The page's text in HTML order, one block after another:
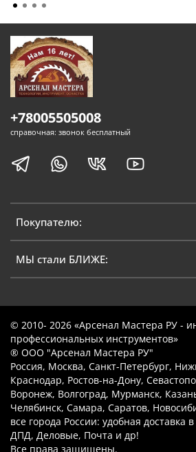
Покупателю:
МЫ стали БЛИЖЕ:
+78005505008
справочная: звонок бесплатный
© 2010- 2026 «Арсенал Мастера РУ -
профессиональных инструментов»
® ООО "Арсенал Мастера РУ"
Россия, Москва, Санкт-Петербург,
Краснодар, Ростов-на-Дону,
Воронеж, Волгоград, Мурманск,
Челябинск, Самара, Саратов,
все города России: удобная доставка
ДПД, Деловые, Почта и др!
Все права защищены.